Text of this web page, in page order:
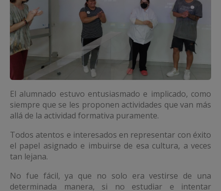
El alumnado estuvo entusiasmado e implicado, como
siempre que se les proponen actividades que van más
allá de la actividad formativa puramente.
Todos atentos e interesados en representar con éxito
el papel asignado e imbuirse de esa cultura, a veces
tan lejana.
No fue fácil, ya que no solo era vestirse de una
determinada manera, si no estudiar e intentar